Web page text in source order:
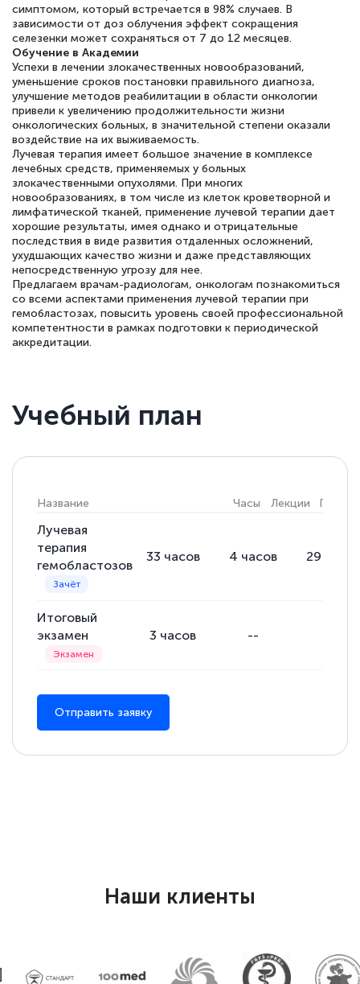
симптомом, который встречается в 98% случаев. В
зависимости от доз облучения эффект сокращения
селезенки может сохраняться от 7 до 12 месяцев.
Обучение в Академии
Успехи в лечении злокачественных новообразований,
уменьшение сроков постановки правильного диагноза,
улучшение методов реабилитации в области онкологии
привели к увеличению продолжительности жизни
онкологических больных, в значительной степени оказали
воздействие на их выживаемость.
Лучевая терапия имеет большое значение в комплексе
лечебных средств, применяемых у больных
злокачественными опухолями. При многих
новообразованиях, в том числе из клеток кроветворной и
лимфатической тканей, применение лучевой терапии дает
хорошие результаты, имея однако и отрицательные
последствия в виде развития отдаленных осложнений,
ухудшающих качество жизни и даже представляющих
непосредственную угрозу для нее.
Предлагаем врачам-радиологам, онкологам познакомиться
со всеми аспектами применения лучевой терапии при
гемобластозах, повысить уровень своей профессиональной
компетентности в рамках подготовки к периодической
аккредитации.
Учебный план
Название Часы Лекции
Лучевая
терапия
гемобластозов
33 часов 4 часов 29
Итоговый
экзамен
3 часов --
Отправить заявку
Наши клиенты